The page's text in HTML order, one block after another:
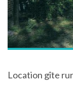
Location gîte